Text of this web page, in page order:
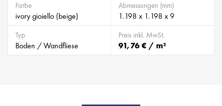
Farbe
ivory gioiello (beige)
Abmessungen (mm)
1.198 x 1.198 x 9
Typ
Boden / Wandfliese
Preis inkl. MwSt.
91,76 € / m²